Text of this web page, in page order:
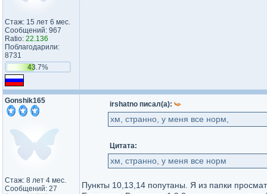
Стаж: 15 лет 6 мес.
Сообщений: 967
Ratio: 22.136
Поблагодарили:
8731
43.7%
Gonshik165
Стаж: 8 лет 4 мес.
Сообщений: 27
irshatno писал(а):
хм, странно, у меня все норм,
Цитата:
хм, странно, у меня все норм
Пункты 10,13,14 попутаны. Я из папки